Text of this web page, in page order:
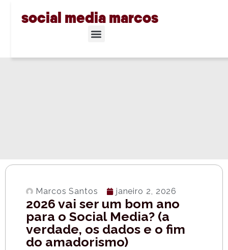
social media marcos
Marcos Santos janeiro 2, 2026
2026 vai ser um bom ano
para o Social Media? (a
verdade, os dados e o fim
do amadorismo)